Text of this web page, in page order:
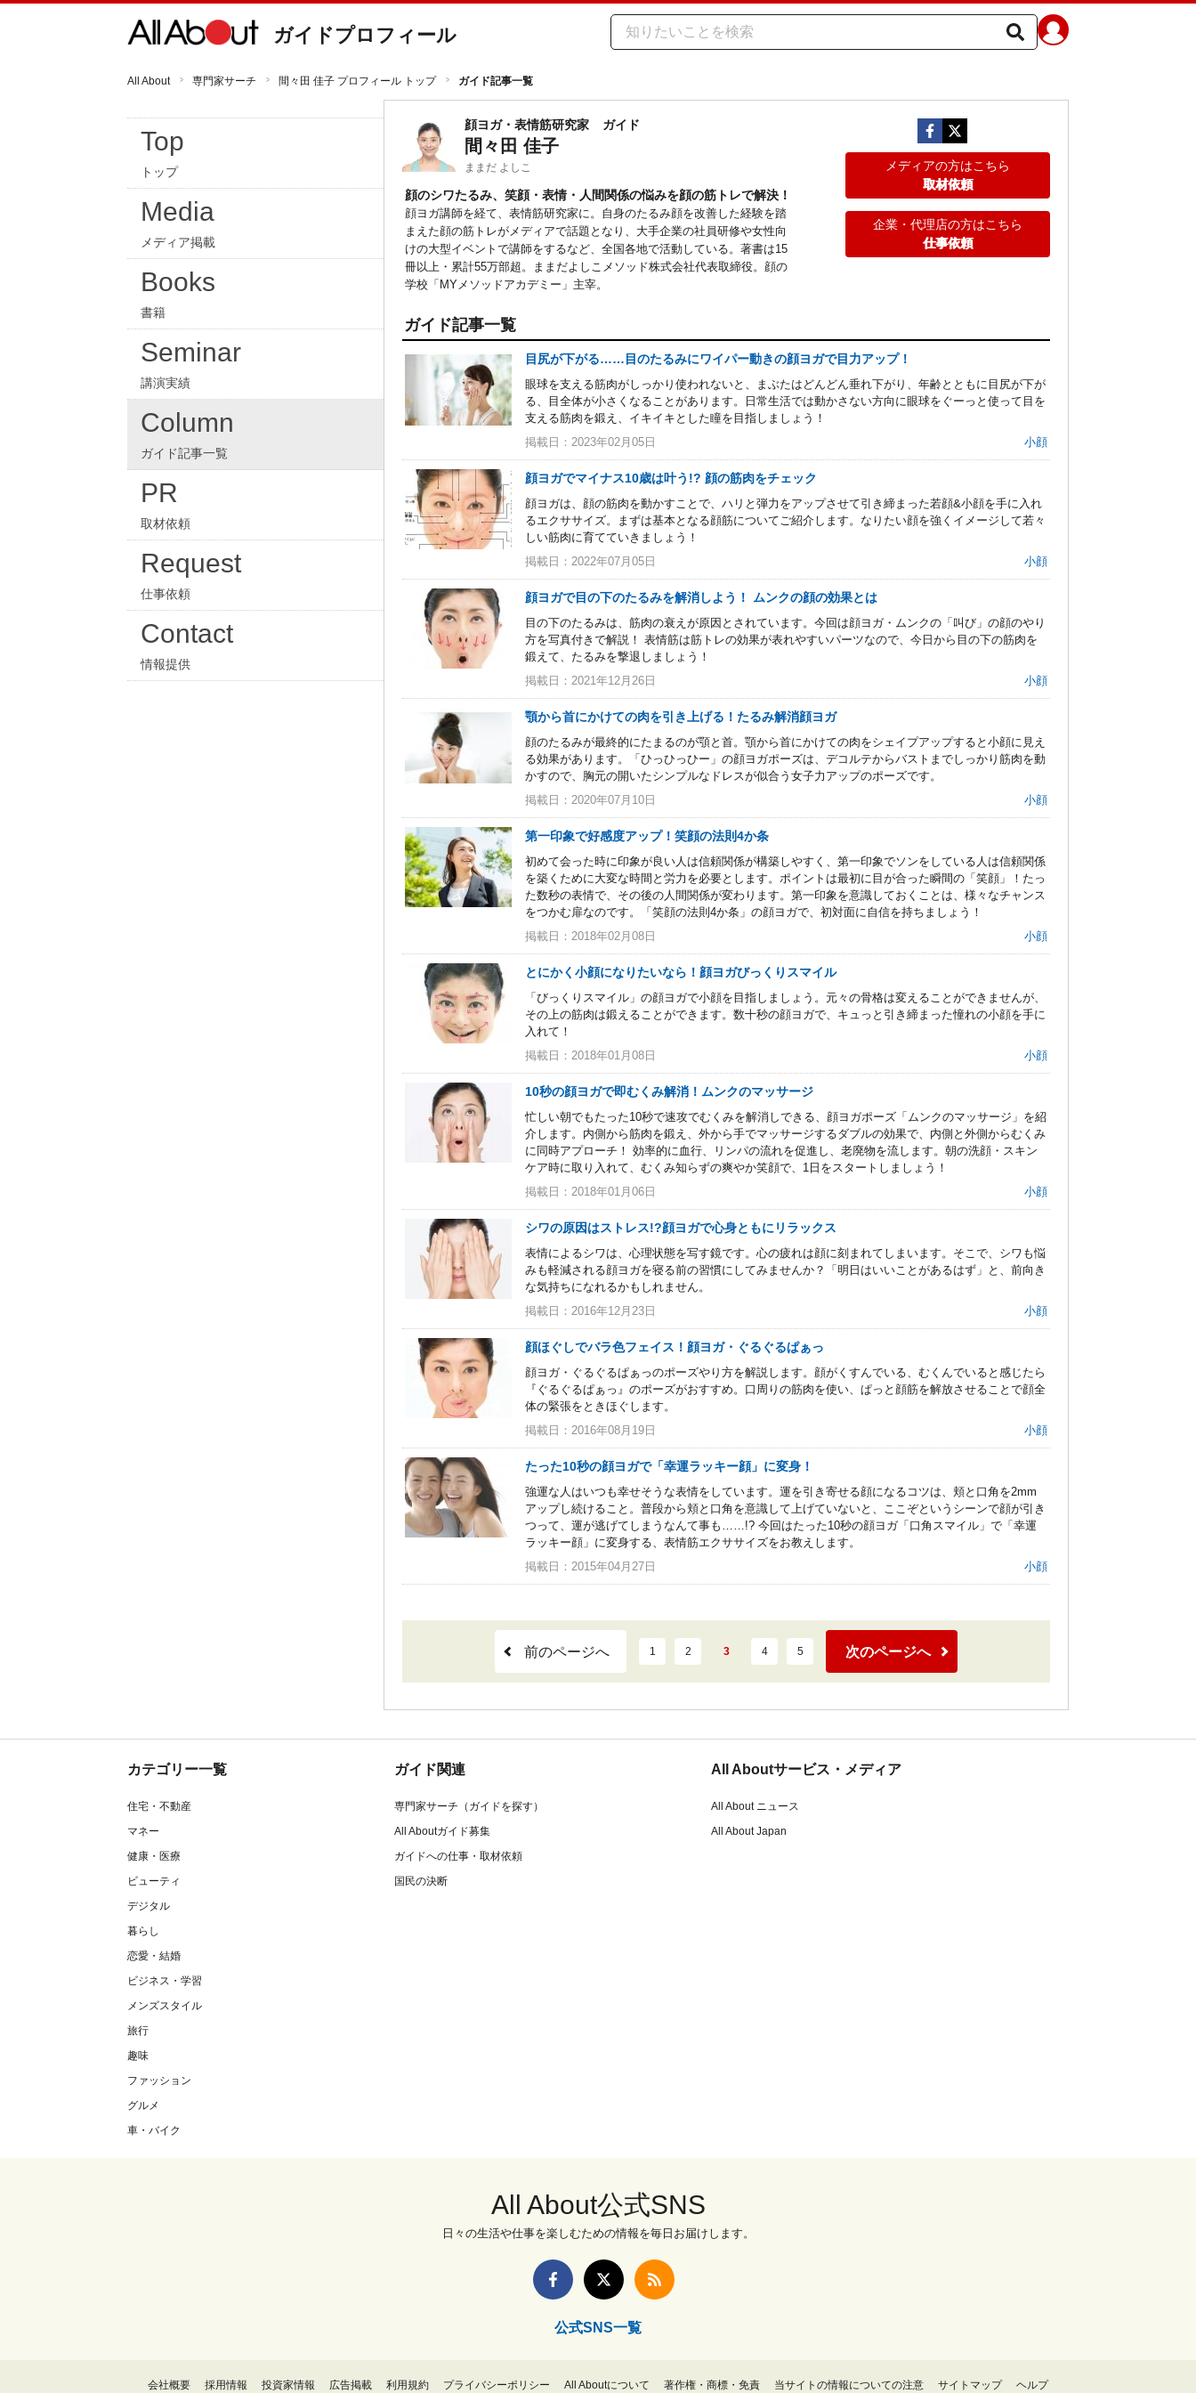
ガイドプロフィール
All About 専門家サーチ 間々田 佳子 プロフィール トップ ガイド記事一覧
Top
トップ
Media
メディア掲載
Books
書籍
Seminar
講演実績
Column
ガイド記事一覧
PR
取材依頼
Request
仕事依頼
Contact
情報提供
顔ヨガ・表情筋研究家 ガイド
間々田 佳子
ままだ よしこ
顔のシワたるみ、笑顔・表情・人間関係の悩みを顔の筋トレで解決！
顔ヨガ講師を経て、表情筋研究家に。自身のたるみ顔を改善した経験を踏
まえた顔の筋トレがメディアで話題となり、大手企業の社員研修や女性向
けの大型イベントで講師をするなど、全国各地で活動している。著書は15
冊以上・累計55万部超。ままだよしこメソッド株式会社代表取締役。顔の
学校「MYメソッドアカデミー」主宰。
メディアの方はこちら
取材依頼
企業・代理店の方はこちら
仕事依頼
ガイド記事一覧
目尻が下がる……目のたるみにワイパー動きの顔ヨガで目力アップ！
眼球を支える筋肉がしっかり使われないと、まぶたはどんどん垂れ下がり、年齢とともに目尻が下が
る、目全体が小さくなることがあります。日常生活では動かさない方向に眼球をぐーっと使って目を
支える筋肉を鍛え、イキイキとした瞳を目指しましょう！
掲載日：2023年02月05日
小顔
顔ヨガでマイナス10歳は叶う!? 顔の筋肉をチェック
顔ヨガは、顔の筋肉を動かすことで、ハリと弾力をアップさせて引き締まった若顔&小顔を手に入れ
るエクササイズ。まずは基本となる顔筋についてご紹介します。なりたい顔を強くイメージして若々
しい筋肉に育てていきましょう！
掲載日：2022年07月05日
小顔
顔ヨガで目の下のたるみを解消しよう！ ムンクの顔の効果とは
目の下のたるみは、筋肉の衰えが原因とされています。今回は顔ヨガ・ムンクの「叫び」の顔のやり
方を写真付きで解説！ 表情筋は筋トレの効果が表れやすいパーツなので、今日から目の下の筋肉を
鍛えて、たるみを撃退しましょう！
掲載日：2021年12月26日
小顔
顎から首にかけての肉を引き上げる！たるみ解消顔ヨガ
顔のたるみが最終的にたまるのが顎と首。顎から首にかけての肉をシェイプアップすると小顔に見え
る効果があります。「ひっひっひー」の顔ヨガポーズは、デコルテからバストまでしっかり筋肉を動
かすので、胸元の開いたシンプルなドレスが似合う女子力アップのポーズです。
掲載日：2020年07月10日
小顔
第一印象で好感度アップ！笑顔の法則4か条
初めて会った時に印象が良い人は信頼関係が構築しやすく、第一印象でソンをしている人は信頼関係
を築くために大変な時間と労力を必要とします。ポイントは最初に目が合った瞬間の「笑顔」！たっ
た数秒の表情で、その後の人間関係が変わります。第一印象を意識しておくことは、様々なチャンス
をつかむ扉なのです。「笑顔の法則4か条」の顔ヨガで、初対面に自信を持ちましょう！
掲載日：2018年02月08日
小顔
とにかく小顔になりたいなら！顔ヨガびっくりスマイル
「びっくりスマイル」の顔ヨガで小顔を目指しましょう。元々の骨格は変えることができませんが、
その上の筋肉は鍛えることができます。数十秒の顔ヨガで、キュっと引き締まった憧れの小顔を手に
入れて！
掲載日：2018年01月08日
小顔
10秒の顔ヨガで即むくみ解消！ムンクのマッサージ
忙しい朝でもたった10秒で速攻でむくみを解消しできる、顔ヨガポーズ「ムンクのマッサージ」を紹
介します。内側から筋肉を鍛え、外から手でマッサージするダブルの効果で、内側と外側からむくみ
に同時アプローチ！ 効率的に血行、リンパの流れを促進し、老廃物を流します。朝の洗顔・スキン
ケア時に取り入れて、むくみ知らずの爽やか笑顔で、1日をスタートしましょう！
掲載日：2018年01月06日
小顔
シワの原因はストレス!?顔ヨガで心身ともにリラックス
表情によるシワは、心理状態を写す鏡です。心の疲れは顔に刻まれてしまいます。そこで、シワも悩
みも軽減される顔ヨガを寝る前の習慣にしてみませんか？「明日はいいことがあるはず」と、前向き
な気持ちになれるかもしれません。
掲載日：2016年12月23日
小顔
顔ほぐしでバラ色フェイス！顔ヨガ・ぐるぐるぱぁっ
顔ヨガ・ぐるぐるぱぁっのポーズやり方を解説します。顔がくすんでいる、むくんでいると感じたら
『ぐるぐるぱぁっ』のポーズがおすすめ。口周りの筋肉を使い、ぱっと顔筋を解放させることで顔全
体の緊張をときほぐします。
掲載日：2016年08月19日
小顔
たった10秒の顔ヨガで「幸運ラッキー顔」に変身！
強運な人はいつも幸せそうな表情をしています。運を引き寄せる顔になるコツは、頬と口角を2mm
アップし続けること。普段から頬と口角を意識して上げていないと、ここぞというシーンで顔が引き
つって、運が逃げてしまうなんて事も……!? 今回はたった10秒の顔ヨガ「口角スマイル」で「幸運
ラッキー顔」に変身する、表情筋エクササイズをお教えします。
掲載日：2015年04月27日
小顔
前のページへ 1 2 3 4 5 次のページへ
カテゴリー一覧
住宅・不動産
マネー
健康・医療
ビューティ
デジタル
暮らし
恋愛・結婚
ビジネス・学習
メンズスタイル
旅行
趣味
ファッション
グルメ
車・バイク
ガイド関連
専門家サーチ（ガイドを探す）
All Aboutガイド募集
ガイドへの仕事・取材依頼
国民の決断
All Aboutサービス・メディア
All About ニュース
All About Japan
All About公式SNS
日々の生活や仕事を楽しむための情報を毎日お届けします。
公式SNS一覧
会社概要 採用情報 投資家情報 広告掲載 利用規約 プライバシーポリシー All Aboutについて 著作権・商標・免責 当サイトの情報についての注意 サイトマップ ヘルプ